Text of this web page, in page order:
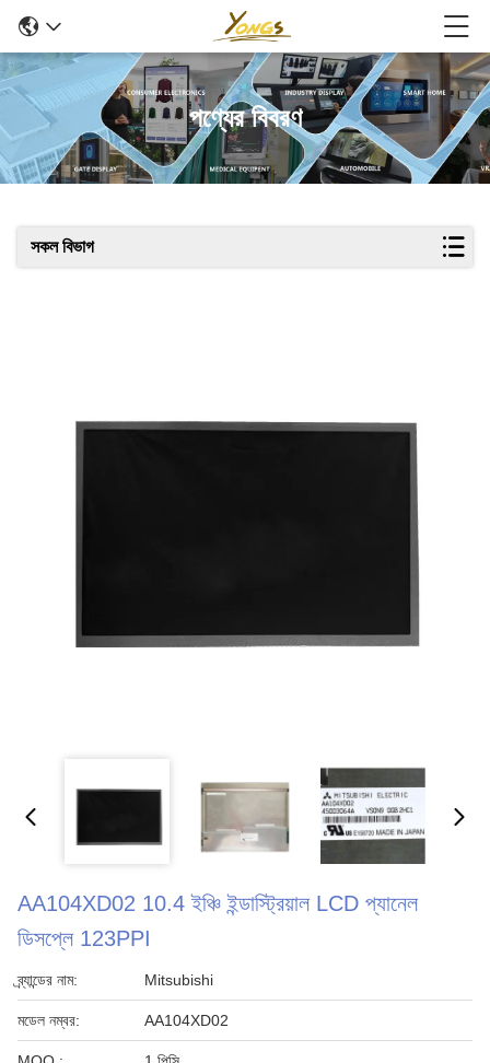
পণ্যের বিবরণ
সকল বিভাগ
AA104XD02 10.4 ইঞ্চি ইন্ডাস্ট্রিয়াল LCD প্যানেল
ডিসপ্লে 123PPI
ব্র্যান্ডের নাম: Mitsubishi
মডেল নম্বর: AA104XD02